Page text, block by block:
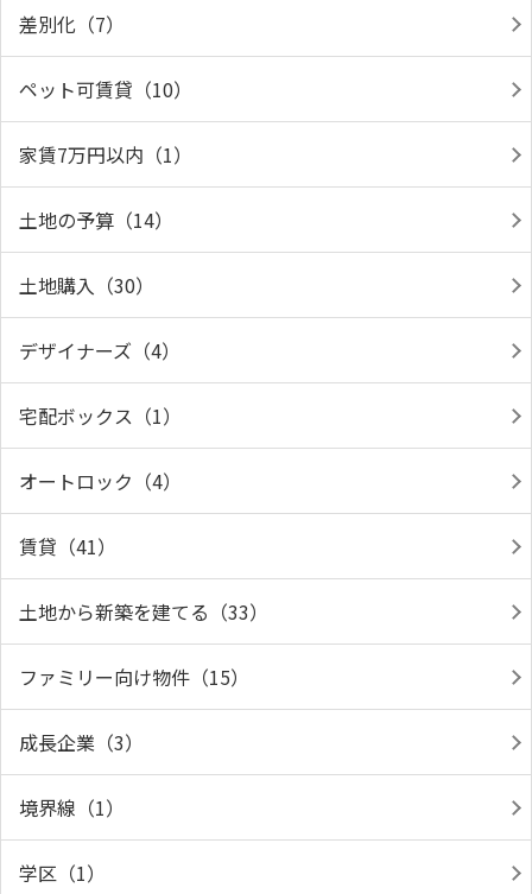
差別化（7）
ペット可賃貸（10）
家賃7万円以内（1）
土地の予算（14）
土地購入（30）
デザイナーズ（4）
宅配ボックス（1）
オートロック（4）
賃貸（41）
土地から新築を建てる（33）
ファミリー向け物件（15）
成長企業（3）
境界線（1）
学区（1）